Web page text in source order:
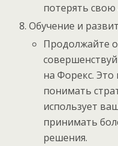
потерять свою
Обучение и
Продолжайте
на Форекс.
понимать
использует
принимать
решения.